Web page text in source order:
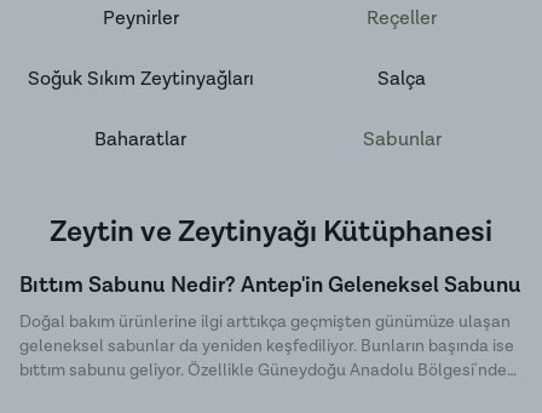
Peynirler Reçeller
Soğuk Sıkım Zeytinyağları Salça
Baharatlar Sabunlar
Zeytin ve Zeytinyağı Kütüphanesi
Bıttım Sabunu Nedir? Antep'in Geleneksel Sabunu
Doğal bakım ürünlerine ilgi arttıkça geçmişten günümüze ulaşan
geleneksel sabunlar da yeniden keşfediliyor. Bunların başında ise
bıttım sabunu geliyor. Özellikle Güneydoğu Anadolu Bölgesi'nde